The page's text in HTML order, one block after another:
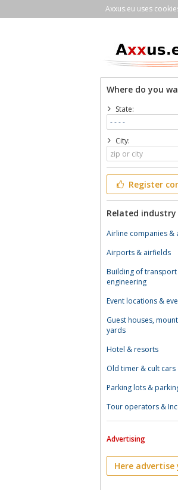
Axxus.eu uses
Where do you
State:
City:
Register
Related
Airline companies &
Airports & airfields
Building of
engineering
Event locations &
Guest houses,
yards
Hotel & resorts
Old timer & cult cars
Parking lots &
Tour operators &
Advertising
Here